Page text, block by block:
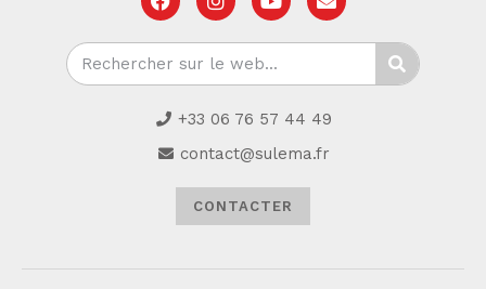
+33 06 76 57 44 49
contact@sulema.fr
CONTACTER